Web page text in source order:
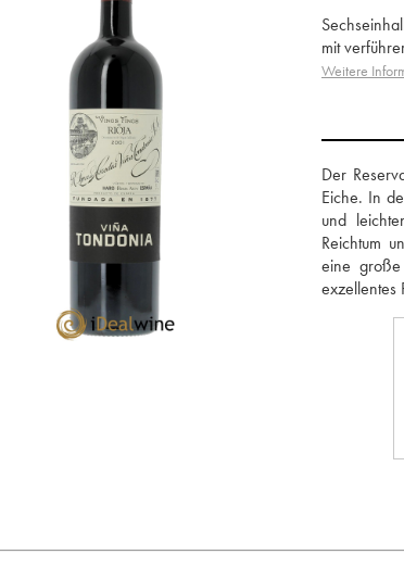
mit
Weitere
Der
Eiche. In
und
Reichtum
eine
exzellentes